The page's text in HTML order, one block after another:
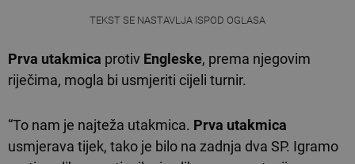
TEKST SE NASTAVLJA ISPOD OGLASA
Prva utakmica protiv Engleske, prema njegovim
riječima, mogla bi usmjeriti cijeli turnir.
“To nam je najteža utakmica. Prva utakmica
usmjerava tijek, tako je bilo na zadnja dva SP. Igramo